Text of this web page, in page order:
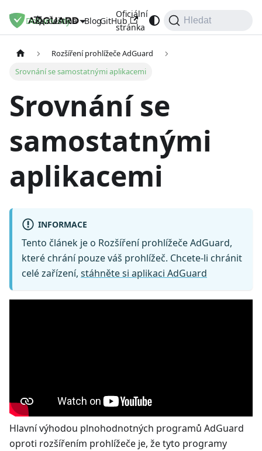
Dokumenty Blog
Oficiální
stránka
Čeština GitHub Hledat
Rozšíření prohlížeče AdGuard
Srovnání se samostatnými aplikacemi
Srovnání se
samostatnými
aplikacemi
INFORMACE
Tento článek je o Rozšíření prohlížeče AdGuard,
které chrání pouze váš prohlížeč. Chcete-li chránit
celé zařízení, stáhněte si aplikaci AdGuard
Hlavní výhodou plnohodnotných programů AdGuard
oproti rozšířením prohlížeče je, že tyto programy